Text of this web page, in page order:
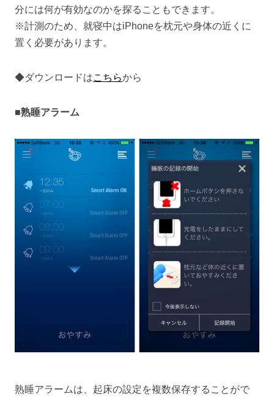
分には何が有効なのかを探ることもできます。
※計測のため、就寝中はiPhoneを枕元や身体の近くに
置く必要があります。
◆ダウンロードはこちらから
■熟睡アラーム
熟睡アラームは、起床の設定を複数保存することがで